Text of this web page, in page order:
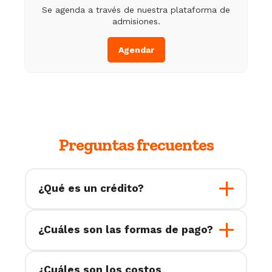
Se agenda a través de nuestra plataforma de
admisiones.
Agendar
Preguntas frecuentes
¿Qué es un crédito?
utiliza la Universidad Anáhuac para
colegiaturas. Cada materia tiene un
¿Cuáles son las formas de pago?
seguridad y la de toda la
¿Cuáles son los costos